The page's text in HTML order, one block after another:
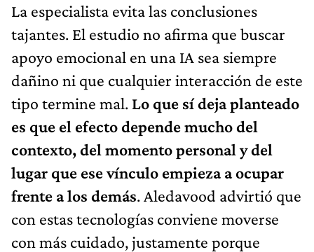
La especialista evita las conclusiones
tajantes. El estudio no afirma que buscar
apoyo emocional en una IA sea siempre
dañino ni que cualquier interacción de este
tipo termine mal. Lo que sí deja planteado
es que el efecto depende mucho del
contexto, del momento personal y del
lugar que ese vínculo empieza a ocupar
frente a los demás. Aledavood advirtió que
con estas tecnologías conviene moverse
con más cuidado, justamente porque